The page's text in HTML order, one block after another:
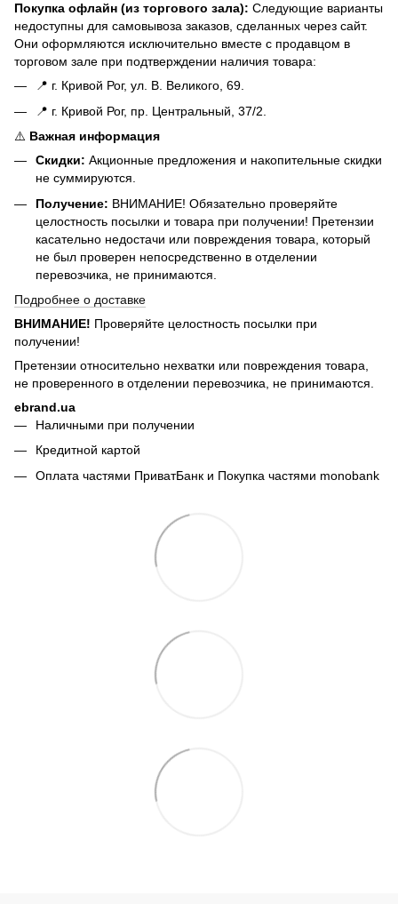
Покупка офлайн (из торгового зала): Следующие варианты
недоступны для самовывоза заказов, сделанных через сайт.
Они оформляются исключительно вместе с продавцом в
торговом зале при подтверждении наличия товара:
📍 г. Кривой Рог, ул. В. Великого, 69.
📍 г. Кривой Рог, пр. Центральный, 37/2.
⚠️ Важная информация
Скидки: Акционные предложения и накопительные скидки
не суммируются.
Получение: ВНИМАНИЕ! Обязательно проверяйте
целостность посылки и товара при получении! Претензии
касательно недостачи или повреждения товара, который
не был проверен непосредственно в отделении
перевозчика, не принимаются.
Подробнее о доставке
ВНИМАНИЕ! Проверяйте целостность посылки при
получении!
Претензии относительно нехватки или повреждения товара,
не проверенного в отделении перевозчика, не принимаются.
ebrand.ua
Наличными при получении
Кредитной картой
Оплата частями ПриватБанк и Покупка частями monobank